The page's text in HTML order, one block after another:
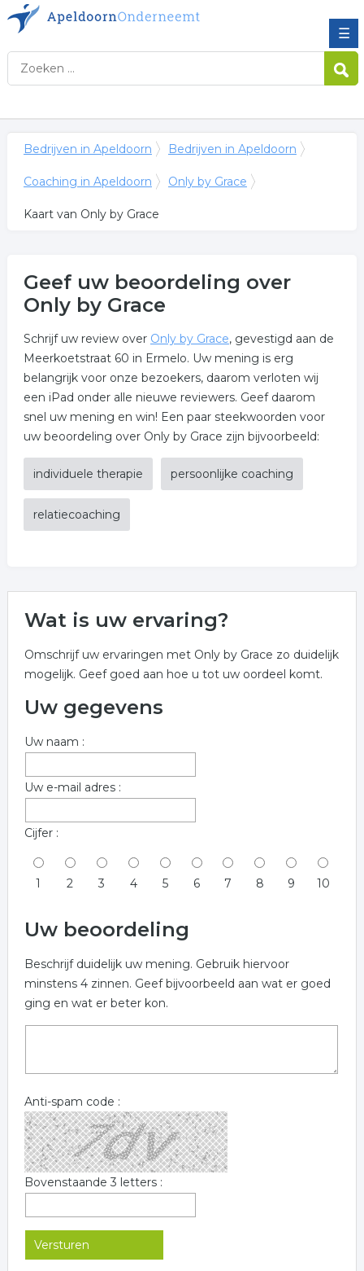
☰
Bedrijven in Apeldoorn Bedrijven in Apeldoorn
Coaching in Apeldoorn Only by Grace
Kaart van Only by Grace
Geef uw beoordeling over
Only by Grace
Schrijf uw review over Only by Grace, gevestigd aan de
Meerkoetstraat 60 in Ermelo. Uw mening is erg
belangrijk voor onze bezoekers, daarom verloten wij
een iPad onder alle nieuwe reviewers. Geef daarom
snel uw mening en win! Een paar steekwoorden voor
uw beoordeling over Only by Grace zijn bijvoorbeeld:
individuele therapie persoonlijke coaching
relatiecoaching
Wat is uw ervaring?
Omschrijf uw ervaringen met Only by Grace zo duidelijk
mogelijk. Geef goed aan hoe u tot uw oordeel komt.
Uw gegevens
Uw naam :
Uw e-mail adres :
Cijfer :
1 2 3 4 5 6 7 8 9 10
Uw beoordeling
Beschrijf duidelijk uw mening. Gebruik hiervoor
minstens 4 zinnen. Geef bijvoorbeeld aan wat er goed
ging en wat er beter kon.
Anti-spam code :
Bovenstaande 3 letters :